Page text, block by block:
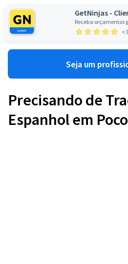
GetNinjas -
Receba orçamentos
Seja um
Precisando de
Espanhol em